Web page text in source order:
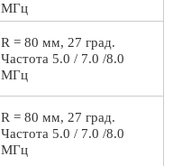
МГц
R = 80 мм, 27 град.
Частота 5.0 / 7.0 /8.0
МГц
R = 80 мм, 27 град.
Частота 5.0 / 7.0 /8.0
МГц